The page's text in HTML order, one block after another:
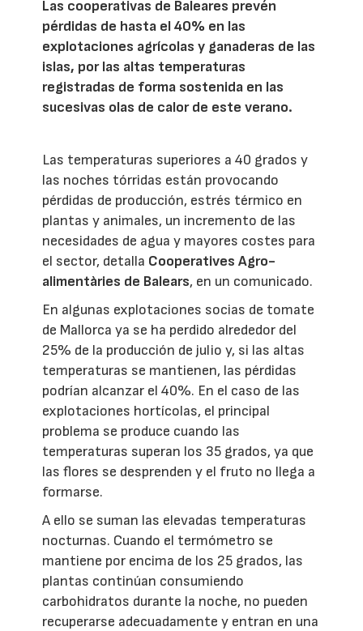
Las cooperativas de Baleares prevén
pérdidas de hasta el 40% en las
explotaciones agrícolas y ganaderas de las
islas, por las altas temperaturas
registradas de forma sostenida en las
sucesivas olas de calor de este verano.
Las temperaturas superiores a 40 grados y
las noches tórridas están provocando
pérdidas de producción, estrés térmico en
plantas y animales, un incremento de las
necesidades de agua y mayores costes para
el sector, detalla Cooperatives Agro-
alimentàries de Balears, en un comunicado.
En algunas explotaciones socias de tomate
de Mallorca ya se ha perdido alrededor del
25% de la producción de julio y, si las altas
temperaturas se mantienen, las pérdidas
podrían alcanzar el 40%. En el caso de las
explotaciones hortícolas, el principal
problema se produce cuando las
temperaturas superan los 35 grados, ya que
las flores se desprenden y el fruto no llega a
formarse.
A ello se suman las elevadas temperaturas
nocturnas. Cuando el termómetro se
mantiene por encima de los 25 grados, las
plantas continúan consumiendo
carbohidratos durante la noche, no pueden
recuperarse adecuadamente y entran en una